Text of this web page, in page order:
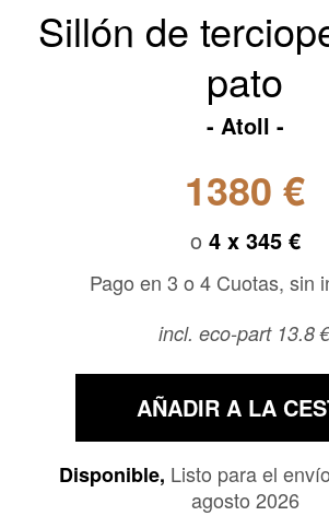
Sillón de
pato
Atoll
1380 €
o4 x 345 €
Pago en 3 o 4 Cuotas, sin
incl. eco-part 13.8
AÑADIR A LA
Disponible, Listo para el
agosto 2026